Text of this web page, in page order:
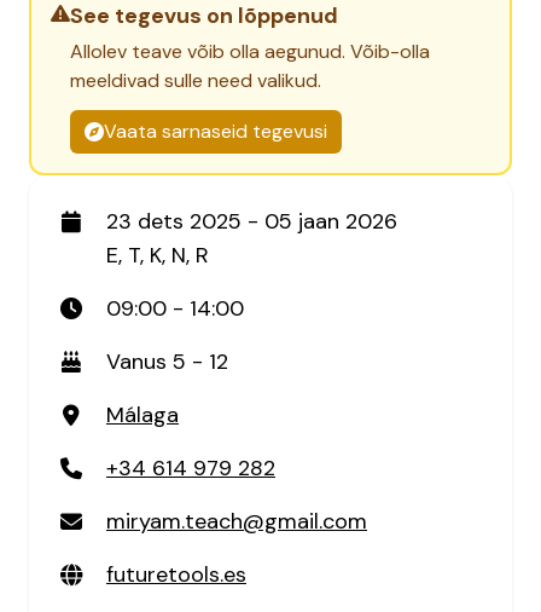
See tegevus on lõppenud
Allolev teave võib olla aegunud. Võib-olla
meeldivad sulle need valikud.
Vaata sarnaseid tegevusi
23 dets 2025 - 05 jaan 2026
E, T, K, N, R
09:00 - 14:00
Vanus 5 - 12
Málaga
+34 614 979 282
miryam.teach@gmail.com
futuretools.es